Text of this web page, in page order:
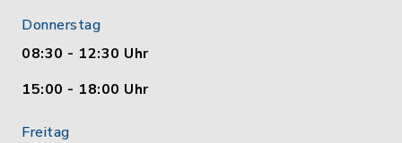
Donnerstag
08:30 - 12:30 Uhr
15:00 - 18:00 Uhr
Freitag